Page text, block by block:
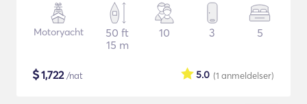
Motoryacht
50 ft
15 m
10 3 5
$1,722/nat (1 anmeldelser)
5.0